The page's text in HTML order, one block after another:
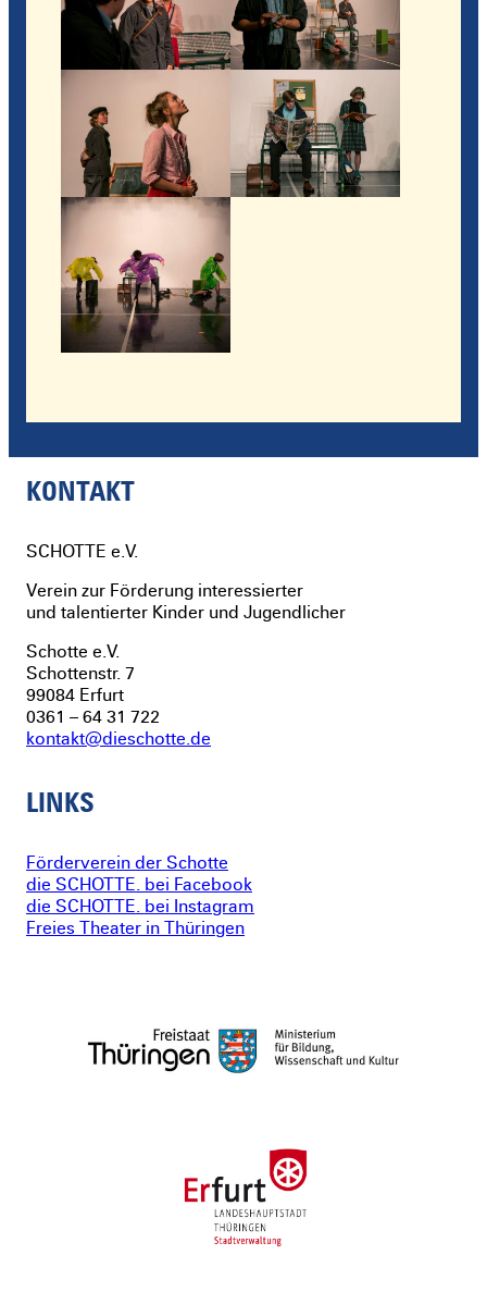
KONTAKT
SCHOTTE e.V.
Verein zur Förderung interessierter
und talentierter Kinder und Jugendlicher
Schotte e.V.
Schottenstr. 7
99084 Erfurt
0361 – 64 31 722
kontakt@dieschotte.de
LINKS
Förderverein der Schotte
die SCHOTTE. bei Facebook
die SCHOTTE. bei Instagram
Freies Theater in Thüringen